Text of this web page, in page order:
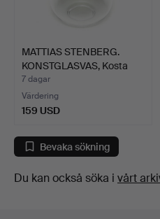
MATTIAS STENBERG.
KONSTGLASVAS, Kosta
Boda…
7 dagar
Värdering
159 USD
Bevaka sökning
Du kan också söka i vårt